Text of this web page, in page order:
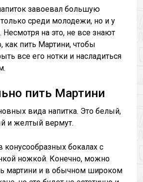
завоевал большую
среди молодежи, но и у
на это, не все знают
как пить Мартини, чтобы
все его нотки и насладиться
пить Мартини
вида напитка. Это белый,
и желтый вермут.
конусообразных бокалах с
ножкой. Конечно, можно
мартини и в обычном широком